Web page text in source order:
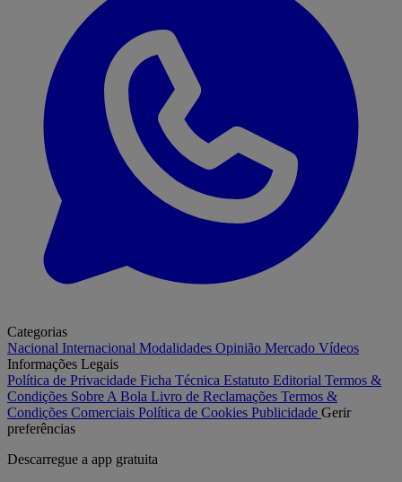
Categorias
Nacional Internacional Modalidades Opinião Mercado Vídeos
Informações Legais
Política de Privacidade Ficha Técnica Estatuto Editorial Termos &
Condições Sobre A Bola Livro de Reclamações Termos &
Condições Comerciais Política de Cookies Publicidade Gerir
preferências
Descarregue a app gratuita